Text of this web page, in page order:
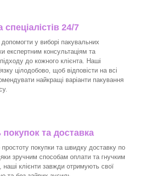
спеціалістів 24/7
у виборі пакувальних
експертним консультаціям та
до кожного клієнта. Наші
цілодобово, щоб відповісти на всі
найкращі варіанти пакування
покупок та доставка
покупки та швидку доставку по
зручним способам оплати та гнучким
клієнти завжди отримують свої